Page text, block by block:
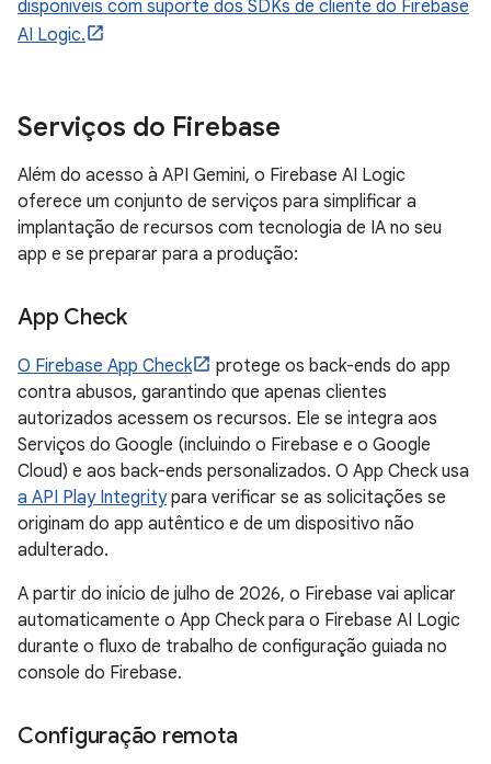
disponíveis com suporte dos SDKs de cliente do Firebase
AI Logic.
Serviços do Firebase
Além do acesso à API Gemini, o Firebase AI Logic
oferece um conjunto de serviços para simplificar a
implantação de recursos com tecnologia de IA no seu
app e se preparar para a produção:
App Check
O Firebase App Check
protege os back-ends do app
contra abusos, garantindo que apenas clientes
autorizados acessem os recursos. Ele se integra aos
Serviços do Google (incluindo o Firebase e o Google
Cloud) e aos back-ends personalizados. O App Check usa
a API Play Integritypara verificar se as solicitações se
originam do app autêntico e de um dispositivo não
adulterado.
A partir do início de julho de 2026, o Firebase vai aplicar
automaticamente o App Check para o Firebase AI Logic
durante o fluxo de trabalho de configuração guiada no
console do Firebase.
Configuração remota